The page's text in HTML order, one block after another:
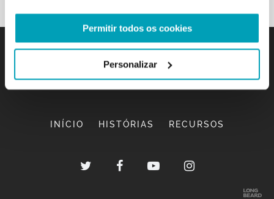
Permitir todos os cookies
Personalizar
INÍCIO HISTÓRIAS RECURSOS